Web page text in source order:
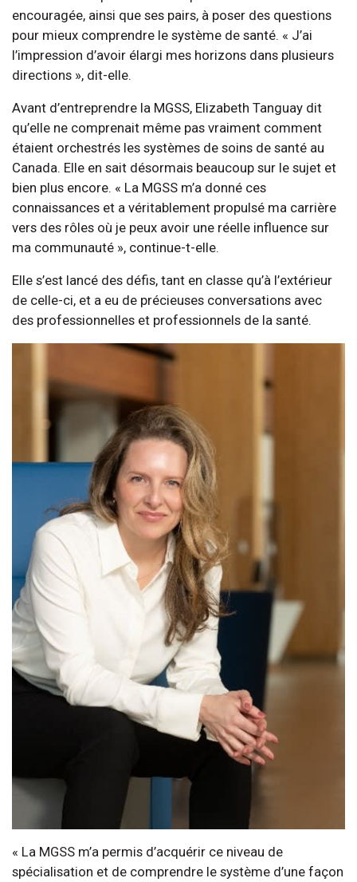
encouragée, ainsi que ses pairs, à poser des questions
pour mieux comprendre le système de santé. « J’ai
l’impression d’avoir élargi mes horizons dans plusieurs
directions », dit-elle.
Avant d’entreprendre la MGSS, Elizabeth Tanguay dit
qu’elle ne comprenait même pas vraiment comment
étaient orchestrés les systèmes de soins de santé au
Canada. Elle en sait désormais beaucoup sur le sujet et
bien plus encore. « La MGSS m’a donné ces
connaissances et a véritablement propulsé ma carrière
vers des rôles où je peux avoir une réelle influence sur
ma communauté », continue-t-elle.
Elle s’est lancé des défis, tant en classe qu’à l’extérieur
de celle-ci, et a eu de précieuses conversations avec
des professionnelles et professionnels de la santé.
« La MGSS m’a permis d’acquérir ce niveau de
spécialisation et de comprendre le système d’une façon